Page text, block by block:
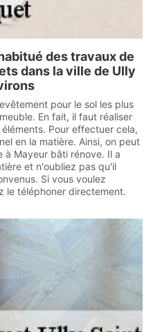
des travaux de
dans la ville de Ully
pour le sol les plus
En fait, il faut réaliser
Pour effectuer cela,
en la matière. Ainsi, on peut
Mayeur bâti rénove. Il a
et n'oubliez pas qu'il
Si vous voulez
le téléphoner directement.